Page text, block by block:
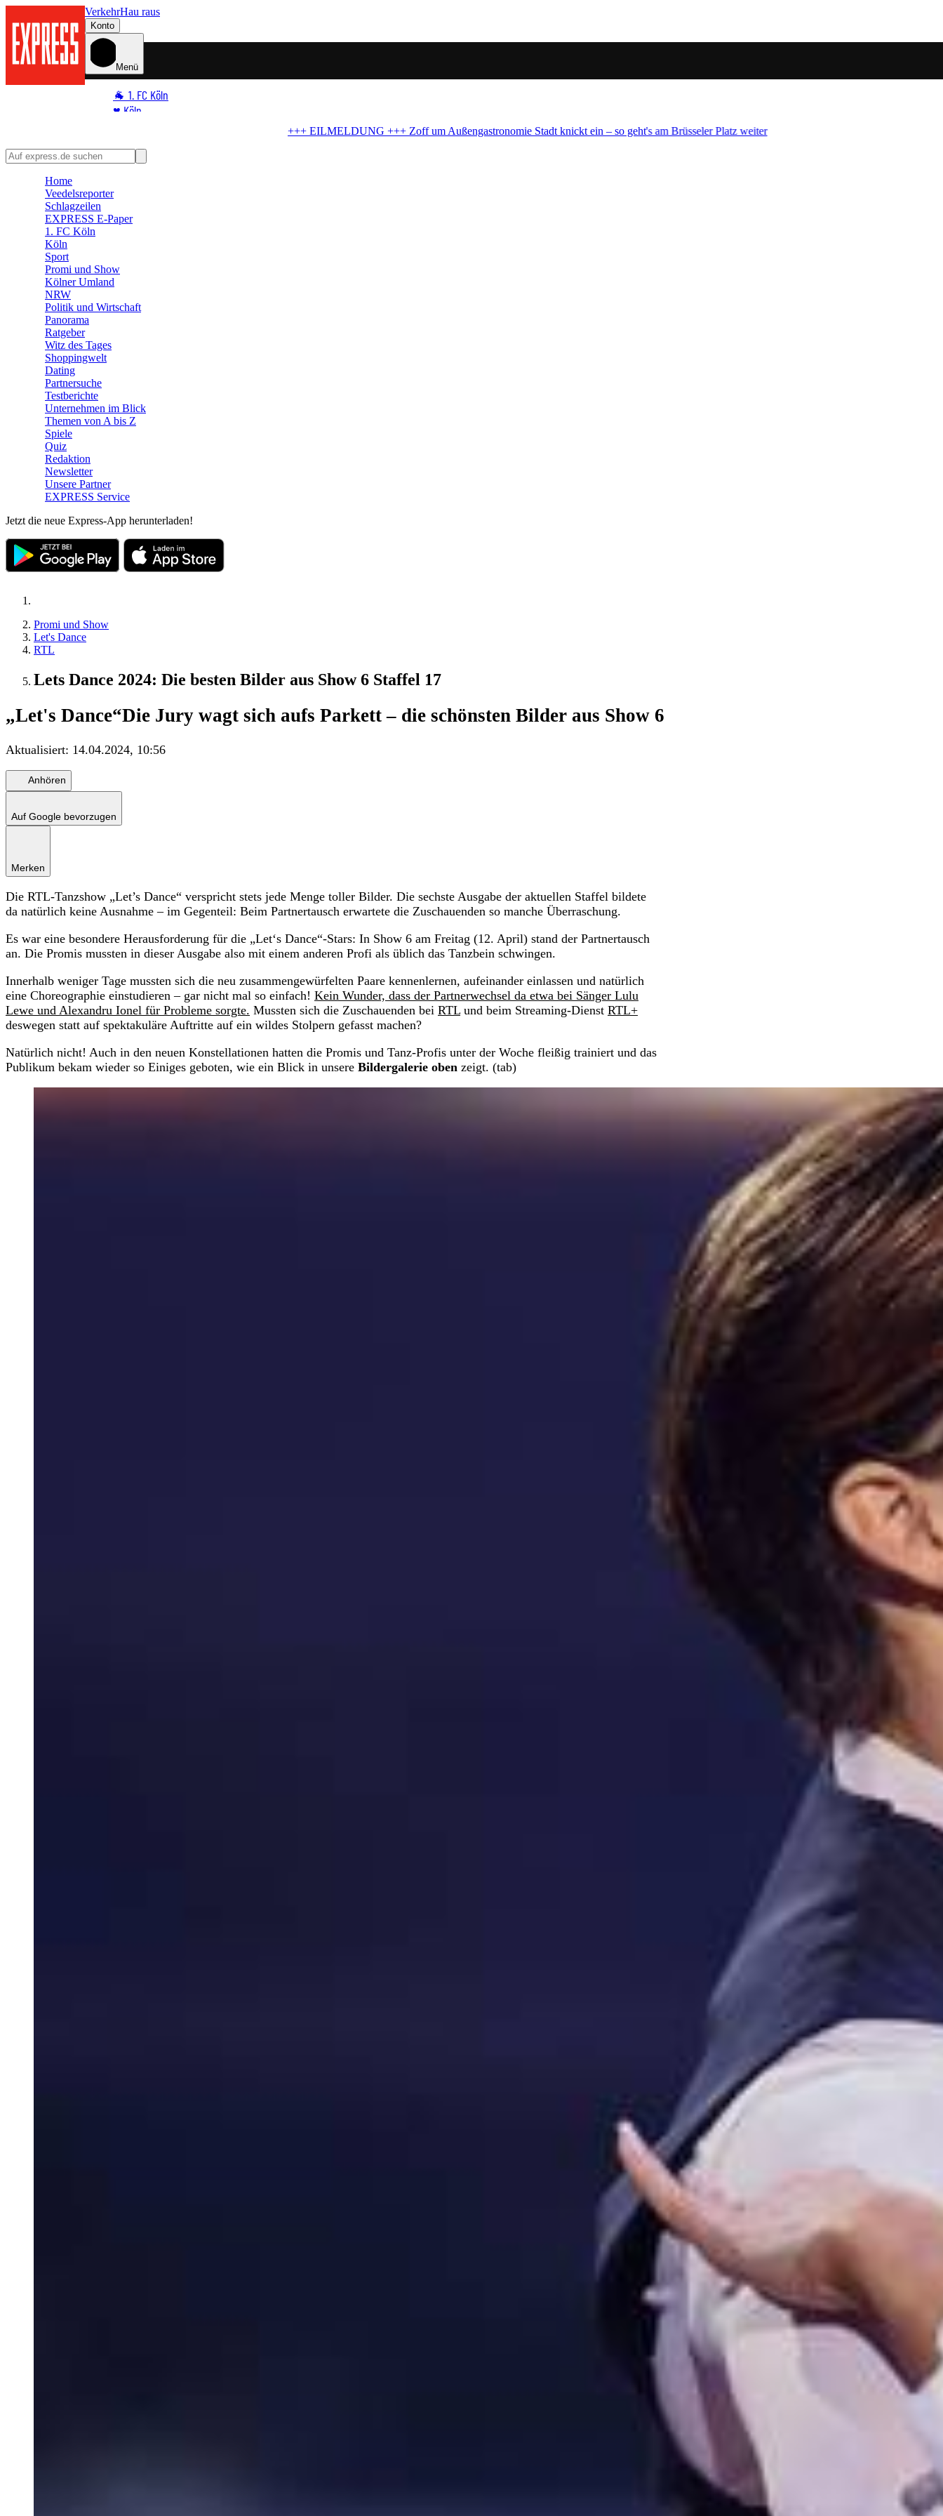
VerkehrHau raus
Konto
Menü
🐐 1. FC Köln
♥️ Köln
🏆 Sport
🛒 Shoppingwelt
Zoff um AußengastronomieStadt knickt ein – so geht's am Brüsseler Platz weiter
Home
Veedelsreporter
Schlagzeilen
EXPRESS E-Paper
1. FC Köln
Köln
Sport
Promi und Show
Kölner Umland
NRW
Politik und Wirtschaft
Panorama
Ratgeber
Witz des Tages
Shoppingwelt
Dating
Partnersuche
Testberichte
Unternehmen im Blick
Themen von A bis Z
Spiele
Quiz
Redaktion
Newsletter
Unsere Partner
EXPRESS Service
Jetzt die neue Express-App herunterladen!
Promi und Show
Let's Dance
RTL
Lets Dance 2024: Die besten Bilder aus Show 6 Staffel 17
„Let's Dance“Die Jury wagt sich aufs Parkett – die schönsten Bilder aus Show 6
Aktualisiert: 14.04.2024, 10:56
Anhören
Auf Google bevorzugen
Merken
Die RTL-Tanzshow „Let’s Dance“ verspricht stets jede Menge toller Bilder. Die sechste Ausgabe der aktuellen Staffel bildete
da natürlich keine Ausnahme – im Gegenteil: Beim Partnertausch erwartete die Zuschauenden so manche Überraschung.
Es war eine besondere Herausforderung für die „Let‘s Dance“-Stars: In Show 6 am Freitag (12. April) stand der Partnertausch
an. Die Promis mussten in dieser Ausgabe also mit einem anderen Profi als üblich das Tanzbein schwingen.
Innerhalb weniger Tage mussten sich die neu zusammengewürfelten Paare kennenlernen, aufeinander einlassen und natürlich
eine Choreographie einstudieren – gar nicht mal so einfach! Kein Wunder, dass der Partnerwechsel da etwa bei Sänger Lulu
Lewe und Alexandru Ionel für Probleme sorgte. Mussten sich die Zuschauenden bei RTL und beim Streaming-Dienst RTL+
deswegen statt auf spektakuläre Auftritte auf ein wildes Stolpern gefasst machen?
Natürlich nicht! Auch in den neuen Konstellationen hatten die Promis und Tanz-Profis unter der Woche fleißig trainiert und das
Publikum bekam wieder so Einiges geboten, wie ein Blick in unsere Bildergalerie oben zeigt. (tab)